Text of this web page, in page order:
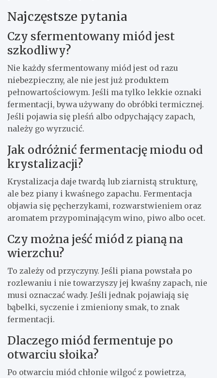
Najczęstsze pytania
Czy sfermentowany miód jest
szkodliwy?
Nie każdy sfermentowany miód jest od razu
niebezpieczny, ale nie jest już produktem
pełnowartościowym. Jeśli ma tylko lekkie oznaki
fermentacji, bywa używany do obróbki termicznej.
Jeśli pojawia się pleśń albo odpychający zapach,
należy go wyrzucić.
Jak odróżnić fermentację miodu od
krystalizacji?
Krystalizacja daje twardą lub ziarnistą strukturę,
ale bez piany i kwaśnego zapachu. Fermentacja
objawia się pęcherzykami, rozwarstwieniem oraz
aromatem przypominającym wino, piwo albo ocet.
Czy można jeść miód z pianą na
wierzchu?
To zależy od przyczyny. Jeśli piana powstała po
rozlewaniu i nie towarzyszy jej kwaśny zapach, nie
musi oznaczać wady. Jeśli jednak pojawiają się
bąbelki, syczenie i zmieniony smak, to znak
fermentacji.
Dlaczego miód fermentuje po
otwarciu słoika?
Po otwarciu miód chłonie wilgoć z powietrza,